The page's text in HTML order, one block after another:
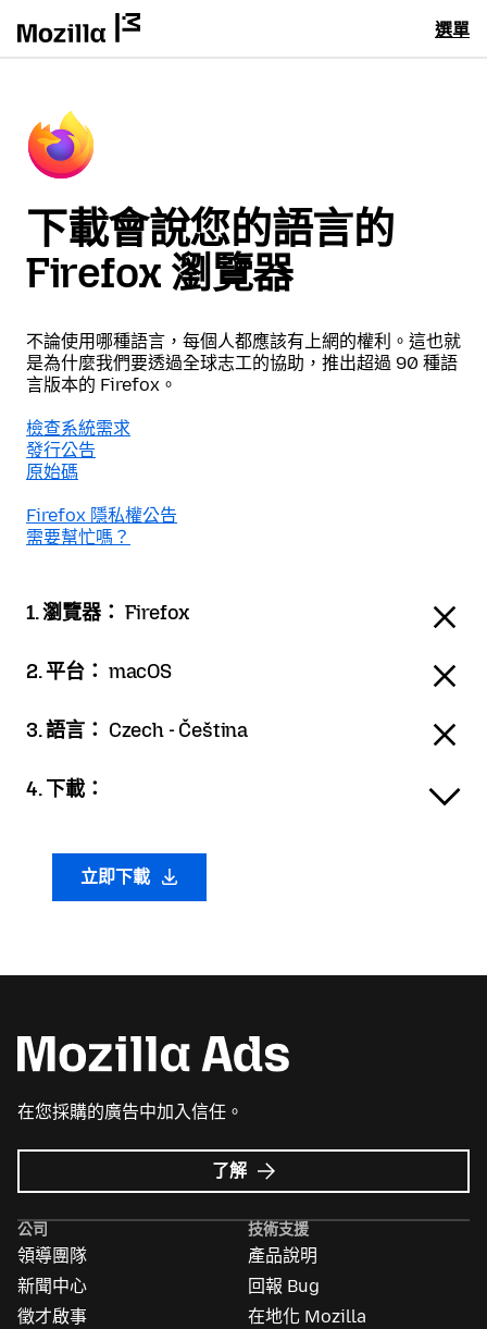
選單
下載會說您的語言的
Firefox 瀏覽器
不論使用哪種語言，每個人都應該有上網的權利。這也就
是為什麼我們要透過全球志工的協助，推出超過 90 種語
言版本的 Firefox。
檢查系統需求
發行公告
原始碼
Firefox 隱私權公告
需要幫忙嗎？
1. 瀏覽器： Firefox
2. 平台： macOS
3. 語言： Czech - Čeština
4. 下載：
立即下載
在您採購的廣告中加入信任。
了解 Mozilla
Ads
更
多
資
訊
公司
領導團隊
新聞中心
徵才啟事
技術支援
產品說明
回報 Bug
在地化 Mozilla